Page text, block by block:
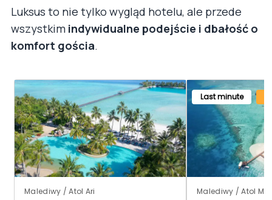
Luksus to nie tylko wygląd hotelu, ale przede
wszystkim indywidualne podejście i dbałość o
komfort gościa.
Malediwy / Atol Ari
Last minute
Malediwy / Atol